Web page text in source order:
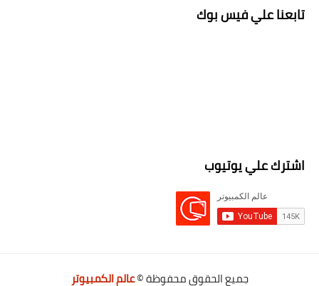
تابعنا علي فيس بوك
اشترك علي يوتيوب
جميع الحقوق محفوظة ©عالم الكمبيوتر